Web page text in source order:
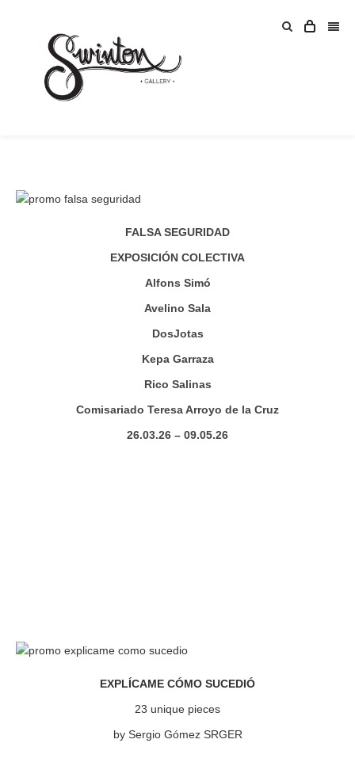
FALSA SEGURIDAD
EXPOSICIÓN COLECTIVA
Alfons Simó
Avelino Sala
DosJotas
Kepa Garraza
Rico Salinas
Comisariado Teresa Arroyo de la Cruz
26.03.26 – 09.05.26
EXPLÍCAME CÓMO SUCEDIÓ
23 unique pieces
by Sergio Gómez SRGER